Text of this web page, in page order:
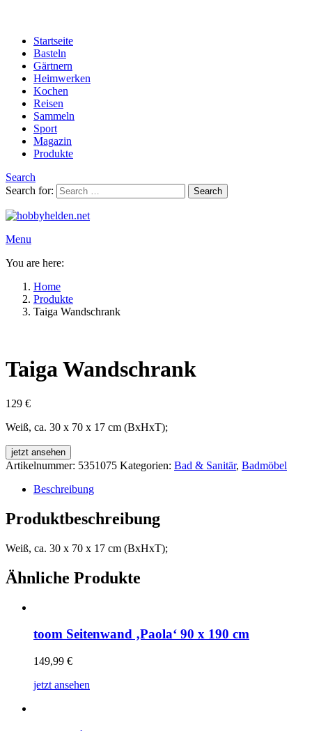
Startseite
Basteln
Gärtnern
Heimwerken
Kochen
Reisen
Sammeln
Sport
Magazin
Produkte
Search
Search for:
Search
Menu
You are here:
Home
Produkte
Taiga Wandschrank
Taiga Wandschrank
129 €
Weiß, ca. 30 x 70 x 17 cm (BxHxT);
jetzt ansehen
Artikelnummer: 5351075 Kategorien: Bad & Sanitär, Badmöbel
Beschreibung
Produktbeschreibung
Weiß, ca. 30 x 70 x 17 cm (BxHxT);
Ähnliche Produkte
toom Seitenwand ‚Paola‘ 90 x 190 cm
149,99 €
jetzt ansehen